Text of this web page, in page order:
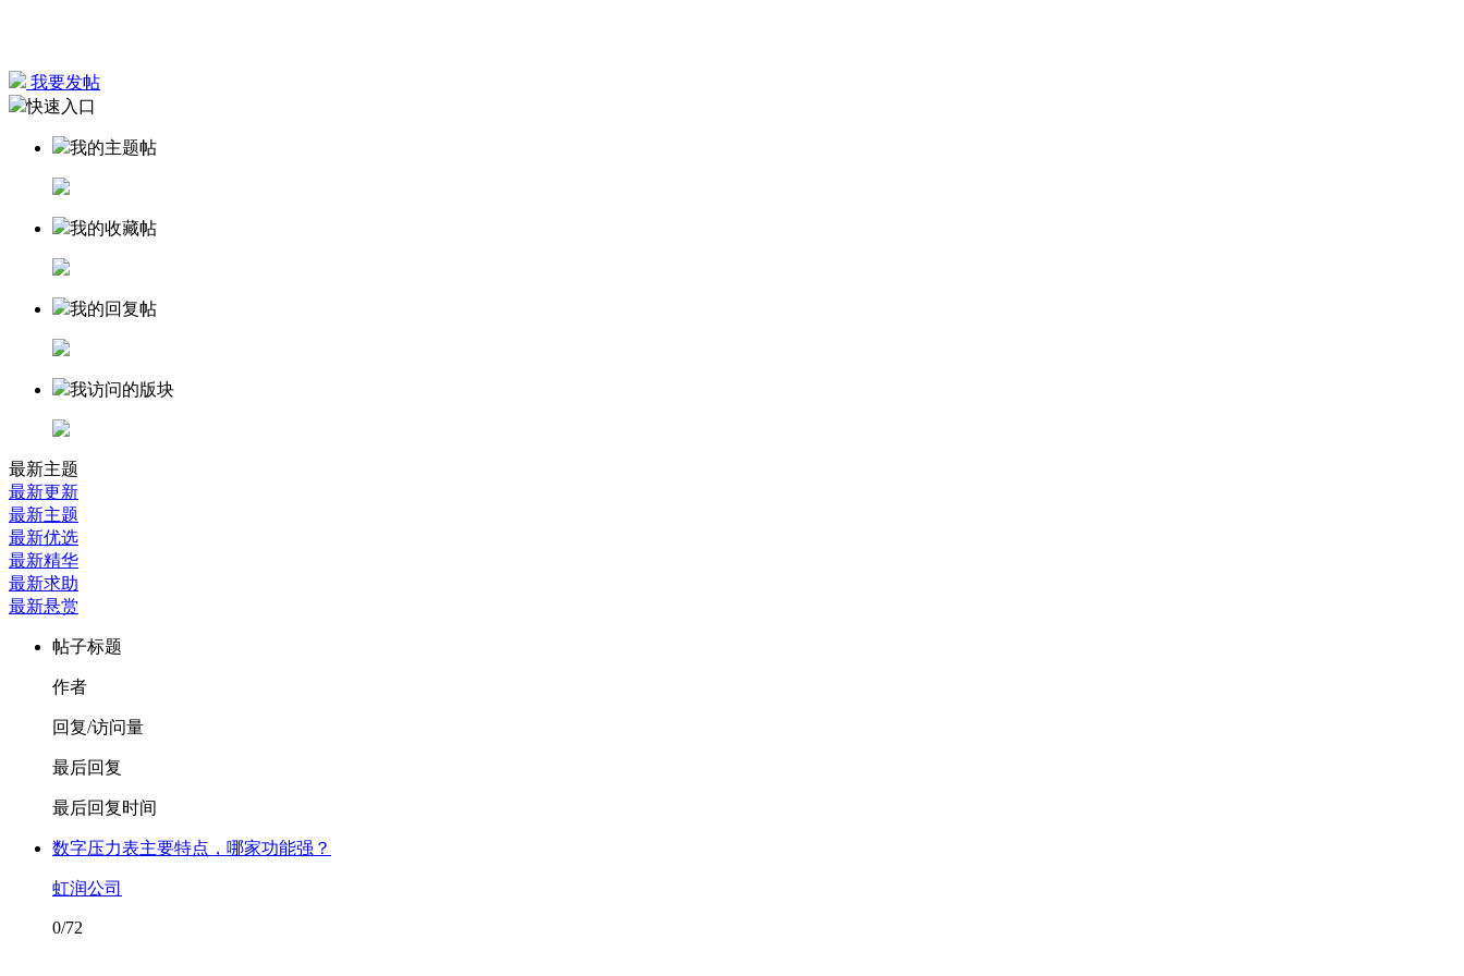
我要发帖
快速入口
我的主题帖
我的收藏帖
我的回复帖
我访问的版块
最新主题
最新更新
最新主题
最新优选
最新精华
最新求助
最新悬赏
帖子标题
作者
回复/访问量
最后回复
最后回复时间
数字压力表主要特点，哪家功能强？
虹润公司
0/72